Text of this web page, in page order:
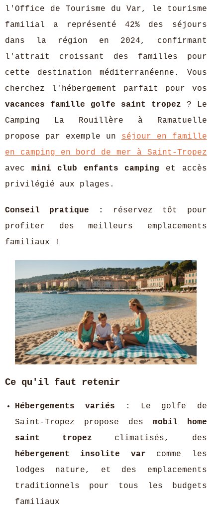
l'Office de Tourisme du Var, le tourisme
familial a représenté 42% des séjours
dans la région en 2024, confirmant
l'attrait croissant des familles pour
cette destination méditerranéenne. Vous
cherchez l'hébergement parfait pour vos
vacances famille golfe saint tropez ? Le
Camping La Rouillère à Ramatuelle
propose par exemple un séjour en famille
en camping en bord de mer à Saint-Tropez
avec mini club enfants camping
et accès
privilégié aux plages.
Conseil pratique :
réservez tôt pour
profiter des meilleurs emplacements
familiaux !
Ce qu'il faut retenir
Hébergements variés : Le golfe de
Saint-Tropez propose des mobil home
saint tropez climatisés, des
hébergement insolite var comme les
lodges nature, et des emplacements
traditionnels pour tous les budgets
familiaux